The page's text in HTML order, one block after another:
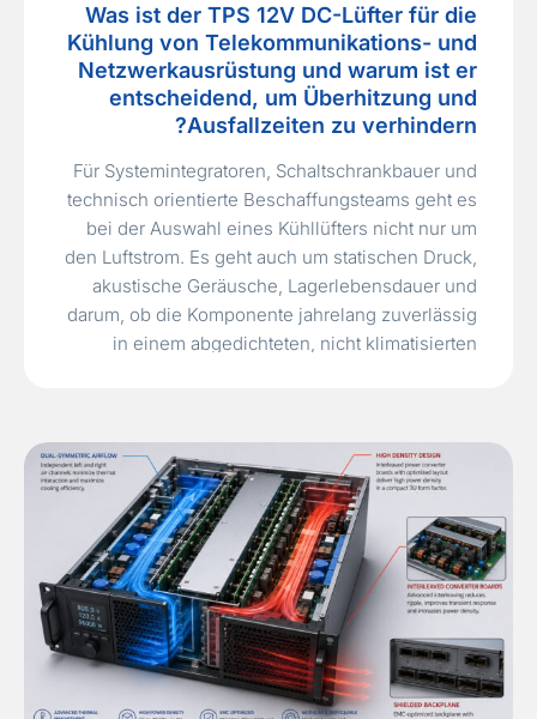
Was ist der TPS 12V DC-Lüfter für die
Kühlung von Telekommunikations- und
Netzwerkausrüstung und warum ist er
entscheidend, um Überhitzung und
Ausfallzeiten zu verhindern?
Für Systemintegratoren, Schaltschrankbauer und
technisch orientierte Beschaffungsteams geht es
bei der Auswahl eines Kühllüfters nicht nur um
den Luftstrom. Es geht auch um statischen Druck,
akustische Geräusche, Lagerlebensdauer und
darum, ob die Komponente jahrelang zuverlässig
in einem abgedichteten, nicht klimatisierten
resultierende…Read More »